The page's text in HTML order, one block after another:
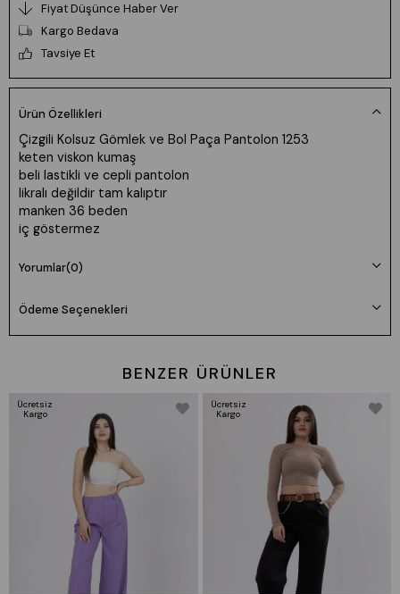
Fiyat Düşünce Haber Ver
Kargo Bedava
Tavsiye Et
Ürün Özellikleri
Çizgili Kolsuz Gömlek ve Bol Paça Pantolon 1253
keten viskon kumaş
beli lastikli ve cepli pantolon
likralı değildir tam kalıptır
manken 36 beden
iç göstermez
Yorumlar(0)
Ödeme Seçenekleri
BENZER ÜRÜNLER
Ücretsiz
Kargo
Ücretsiz
Kargo